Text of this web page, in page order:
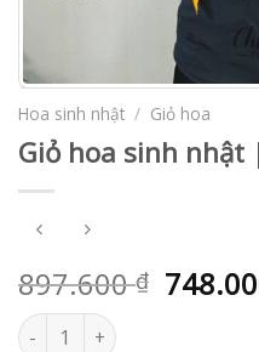
Hoa sinh nhật / Giỏ hoa
Giỏ hoa sinh nhật
897.600₫
Giỏ hoa sinh nhật | RAK-